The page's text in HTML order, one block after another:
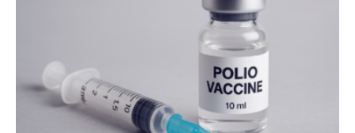
nur Tumorschwachstellen angreifen und normales
Gewebe verschonen. Forschende um Daniel Merk vom
Hertie-Institut für klinische Hirnforschung am
Universitätsklinikum Tübingen haben eine solche
Schwachstelle im Erbgut einer Untergruppe des
Medulloblastoms gefunden. Die Wilhelm Sander-
Stiftung unterstützte das Projekt…